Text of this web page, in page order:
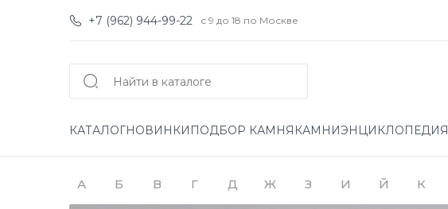
+7 (962) 944-99-22 с 9 до 18 по Москве
КАТАЛОГНОВИНКИ ПОДБОР КАМНЯ КАМНИЭНЦИКЛОПЕДИЯ
А Б В Г Д Ж З И Й К